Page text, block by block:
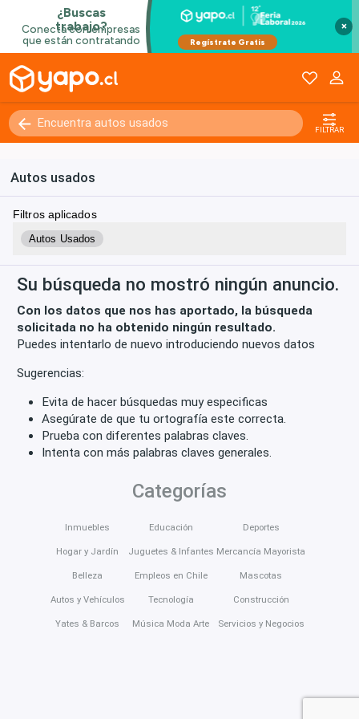
×
FILTRAR
Autos usados
Filtros aplicados
Autos Usados
Su búsqueda no mostró ningún anuncio.
Con los datos que nos has aportado, la búsqueda
solicitada no ha obtenido ningún resultado.
Puedes intentarlo de nuevo introduciendo nuevos datos
Sugerencias:
Evita de hacer búsquedas muy especificas
Asegúrate de que tu ortografía este correcta.
Prueba con diferentes palabras claves.
Intenta con más palabras claves generales.
Categorías
Inmuebles
Hogar y Jardín
Belleza
Autos y Vehículos
Yates & Barcos
Educación
Juguetes & Infantes
Empleos en Chile
Tecnología
Música Moda Arte
Deportes
Mercancía Mayorista
Mascotas
Construcción
Servicios y Negocios
Kilómetros 0 - 250000+